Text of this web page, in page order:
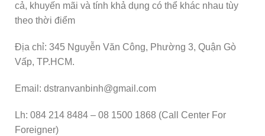
cả, khuyến mãi và tính khả dụng có thể khác nhau tùy
theo thời điểm
Địa chỉ: 345 Nguyễn Văn Công, Phường 3, Quận Gò
Vấp, TP.HCM.
Email: dstranvanbinh@gmail.com
Lh: 084 214 8484 – 08 1500 1868 (Call Center For
Foreigner)